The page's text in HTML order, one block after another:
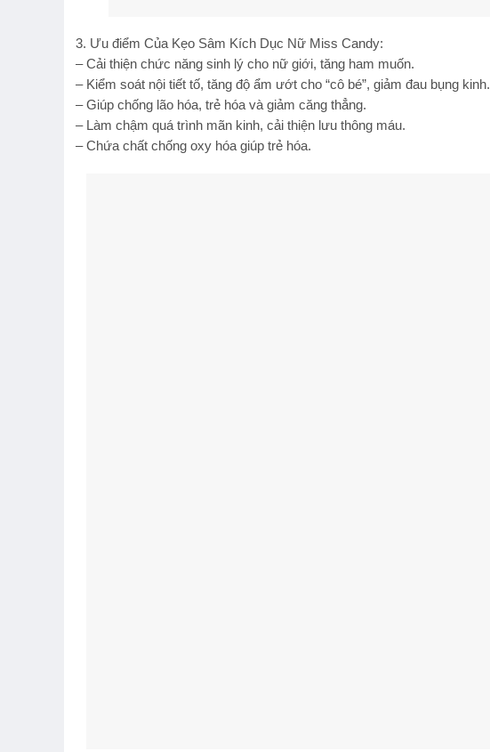
3. Ưu điểm Của Kẹo Sâm Kích Dục Nữ Miss Candy:
– Cải thiện chức năng sinh lý cho nữ giới, tăng ham muốn.
– Kiểm soát nội tiết tố, tăng độ ẩm ướt cho “cô bé”, giảm đau bụng kinh.
– Giúp chống lão hóa, trẻ hóa và giảm căng thẳng.
– Làm chậm quá trình mãn kinh, cải thiện lưu thông máu.
– Chứa chất chống oxy hóa giúp trẻ hóa.